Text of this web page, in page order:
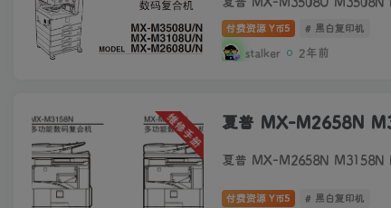
付费资源 Y币5 # 黑白复印机
stalker 2年前
维修手册 夏普 MX-M2658N
夏普 MX-M2658N M3158N
付费资源 Y币5 # 黑白复印机